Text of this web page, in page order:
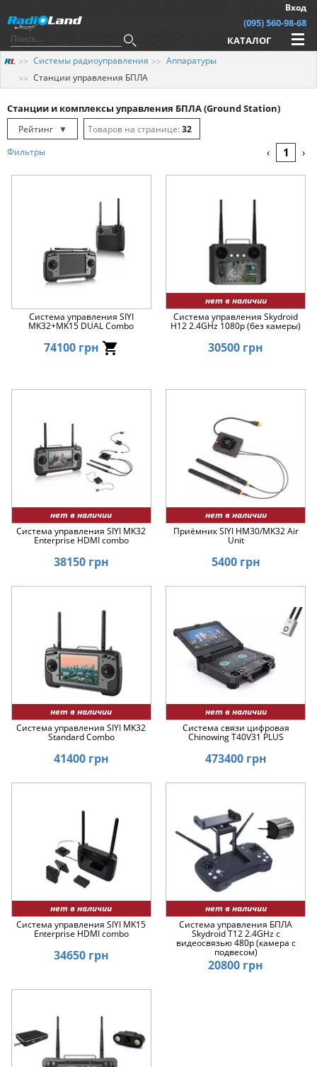
Вход
(095) 560-98-68
КАТАЛОГ
Системы радиоуправления
Аппаратуры
Станции управления БПЛА
Станции и комплексы управления БПЛА (Ground Station)
Рейтинг
▼
Рейтинг
32
Фильтры ‹ 1 ›
Система управления SIYI
MK32+MK15 DUAL Combo
74100 грн
нет в наличии
Система управления Skydroid
H12 2.4GHz 1080p (без камеры)
30500 грн
нет в наличии
Система управления SIYI MK32
Enterprise HDMI combo
38150 грн
нет в наличии
Приёмник SIYI HM30/MK32 Air
Unit
5400 грн
нет в наличии
Система управления SIYI MK32
Standard Combo
41400 грн
нет в наличии
Система связи цифровая
Chinowing T40V31 PLUS
473400 грн
нет в наличии
Система управления SIYI MK15
Enterprise HDMI combo
34650 грн
нет в наличии
Система управления БПЛА
Skydroid T12 2.4GHz с
видеосвязью 480p (камера с
подвесом)
20800 грн